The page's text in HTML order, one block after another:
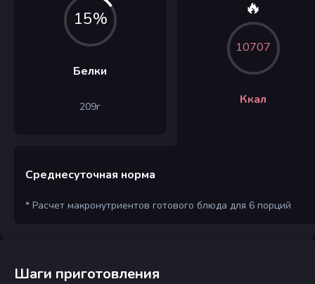
15%
Белки
209г
🔥
10707
Ккал
Среднесуточная норма
* Расчет макронутриентов готового блюда для 6 порций
Шаги приготовления